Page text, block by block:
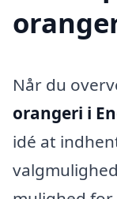
Når du
orangeri i
idé at